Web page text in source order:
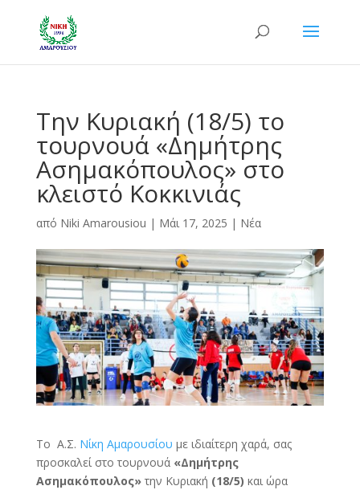
Την Κυριακή (18/5) το
τουρνουά «Δημήτρης
Ασημακόπουλος» στο
κλειστό Κοκκινιάς
από Niki Amarousiou | Μάι 17, 2025 | Νέα
Το Α.Σ. Νίκη Αμαρουσίου με ιδιαίτερη χαρά, σας
προσκαλεί στο τουρνουά «Δημήτρης
Ασημακόπουλος»την Κυριακή (18/5) και ώρα